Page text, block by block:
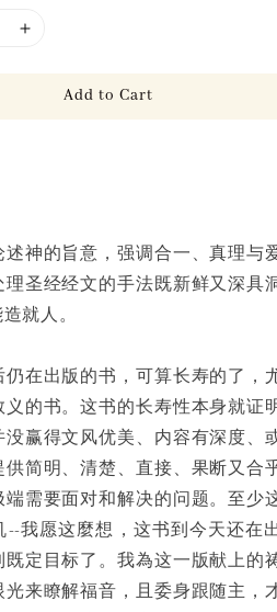
Add to Cart
神的旨意，强调合一、真理与
圣经经文的手法既新鲜又深具
就人。
在出版的书，可算长寿的了，
的书。这书的长寿性本身就证
赢得文风优美、内容有深度、
简明、清楚、直接、果断又合
需要面对和解决的问题。至少
--我愿这麼想，这书到今天还在
定目标了。我為这一版献上的
来瞭解福音，且委身跟随主，